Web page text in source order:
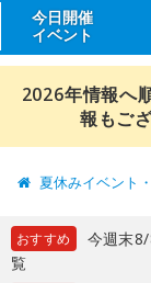
今日開催
イベント
2026年情報へ
報もご
夏休みイベント
おすすめ
今週末
覧